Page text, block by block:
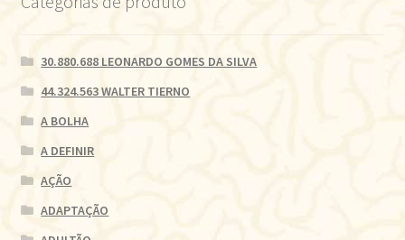
30.880.688 LEONARDO GOMES DA SILVA
44.324.563 WALTER TIERNO
A BOLHA
A DEFINIR
AÇÃO
ADAPTAÇÃO